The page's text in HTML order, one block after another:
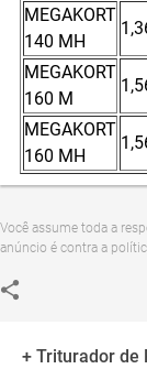
MEGAKORT
140 MH
MEGAKORT
160 M
MEGAKORT
160 MH
Você assume toda a
anúncio é contra a
+ Triturador de